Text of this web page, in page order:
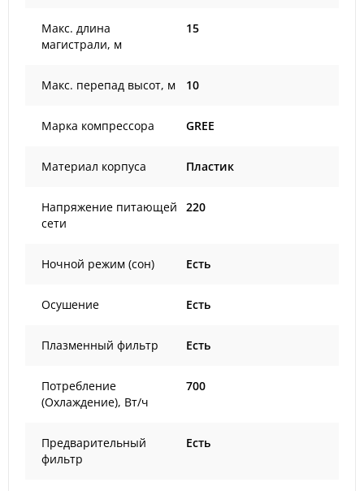
Макс. длина
магистрали, м
15
Макс. перепад высот, м 10
Марка компрессора GREE
Материал корпуса Пластик
Напряжение питающей
сети
220
Ночной режим (сон) Есть
Осушение Есть
Плазменный фильтр Есть
Потребление
(Охлаждение), Вт/ч
700
Предварительный
фильтр
Есть